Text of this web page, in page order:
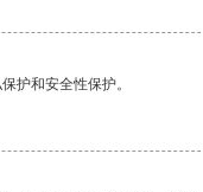
护和安全性保护。